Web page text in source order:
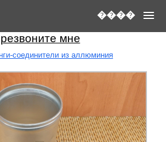
����
мне
соединители из аллюминия